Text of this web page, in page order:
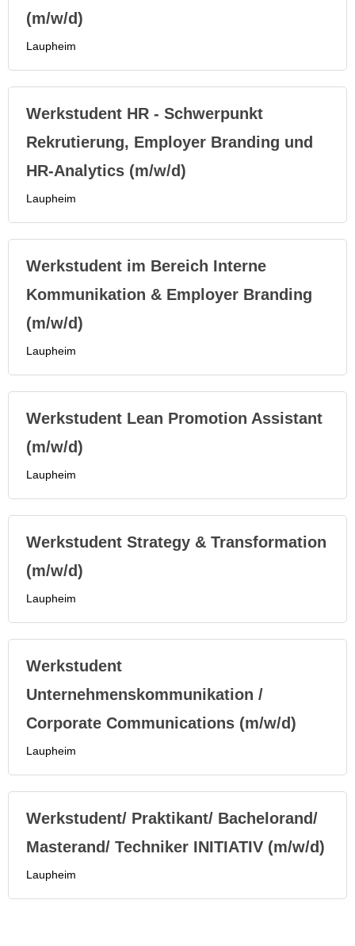
(m/w/d)
Laupheim
Werkstudent HR - Schwerpunkt
Rekrutierung, Employer Branding und
HR-Analytics (m/w/d)
Laupheim
Werkstudent im Bereich Interne
Kommunikation & Employer Branding
(m/w/d)
Laupheim
Werkstudent Lean Promotion Assistant
(m/w/d)
Laupheim
Werkstudent Strategy & Transformation
(m/w/d)
Laupheim
Werkstudent
Unternehmenskommunikation /
Corporate Communications (m/w/d)
Laupheim
Werkstudent/ Praktikant/ Bachelorand/
Masterand/ Techniker INITIATIV (m/w/d)
Laupheim